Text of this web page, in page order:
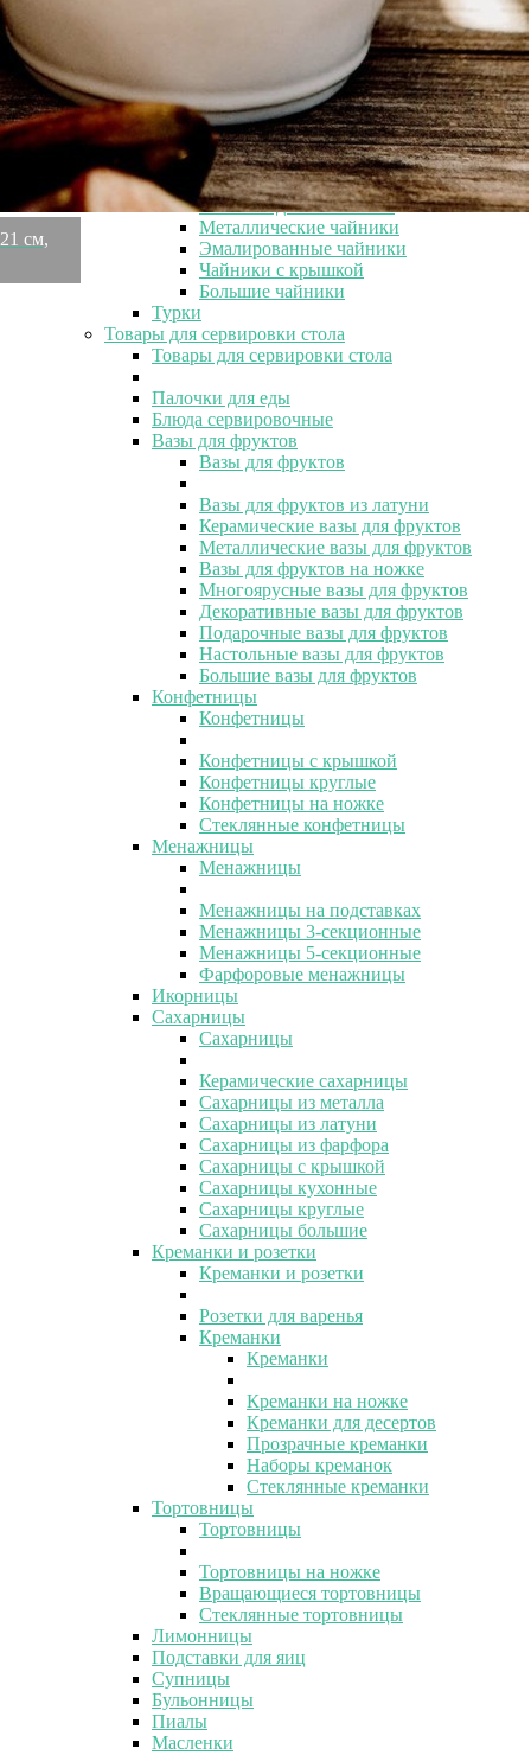
см,
Чайники для плиты
Чайники 1 л
Чайники 2 л
Чайники 3 л
Чайники со свистком
Чайники для кипячения
Металлические чайники
Эмалированные чайники
Чайники с крышкой
Большие чайники
Турки
Товары для сервировки стола
Товары для сервировки стола
Палочки для еды
Блюда сервировочные
Вазы для фруктов
Вазы для фруктов
Вазы для фруктов из латуни
Керамические вазы для фруктов
Металлические вазы для фруктов
Вазы для фруктов на ножке
Многоярусные вазы для фруктов
Декоративные вазы для фруктов
Подарочные вазы для фруктов
Настольные вазы для фруктов
Большие вазы для фруктов
Конфетницы
Конфетницы
Конфетницы с крышкой
Конфетницы круглые
Конфетницы на ножке
Стеклянные конфетницы
Менажницы
Менажницы
Менажницы на подставках
Менажницы 3-секционные
Менажницы 5-секционные
Фарфоровые менажницы
Икорницы
Сахарницы
Сахарницы
Керамические сахарницы
Сахарницы из металла
Сахарницы из латуни
Сахарницы из фарфора
Сахарницы с крышкой
Сахарницы кухонные
Сахарницы круглые
Сахарницы большие
Креманки и розетки
Креманки и розетки
Розетки для варенья
Креманки
Креманки
Креманки на ножке
Креманки для десертов
Прозрачные креманки
Наборы креманок
Стеклянные креманки
Тортовницы
Тортовницы
Тортовницы на ножке
Вращающиеся тортовницы
Стеклянные тортовницы
Лимонницы
Подставки для яиц
Супницы
Бульонницы
Пиалы
Масленки